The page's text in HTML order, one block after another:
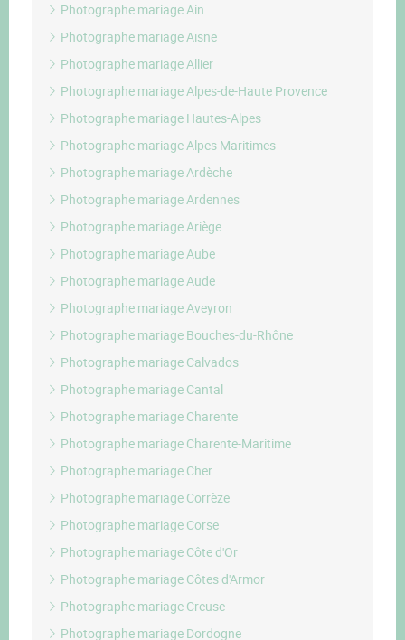
Photographe mariage Ain
Photographe mariage Aisne
Photographe mariage Allier
Photographe mariage Alpes-de-Haute Provence
Photographe mariage Hautes-Alpes
Photographe mariage Alpes Maritimes
Photographe mariage Ardèche
Photographe mariage Ardennes
Photographe mariage Ariège
Photographe mariage Aube
Photographe mariage Aude
Photographe mariage Aveyron
Photographe mariage Bouches-du-Rhône
Photographe mariage Calvados
Photographe mariage Cantal
Photographe mariage Charente
Photographe mariage Charente-Maritime
Photographe mariage Cher
Photographe mariage Corrèze
Photographe mariage Corse
Photographe mariage Côte d'Or
Photographe mariage Côtes d'Armor
Photographe mariage Creuse
Photographe mariage Dordogne